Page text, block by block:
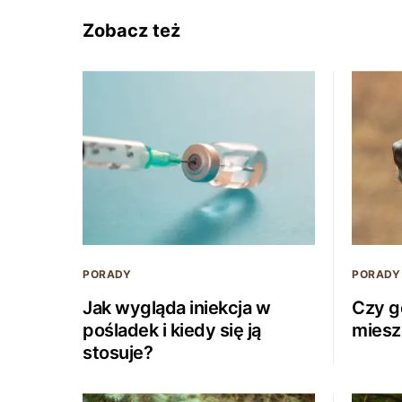
Zobacz też
PORADY
Jak wygląda iniekcja w
pośladek i kiedy się ją
stosuje?
PORADY
Czy